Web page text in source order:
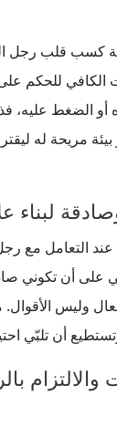
كسب قلب رجل
الكافي للحكم
الضغط عليه،
بيئة مريحة له
التعامل مع
على أن تكوني
وليس الأقوال.
أن تلبّي
والالتزام